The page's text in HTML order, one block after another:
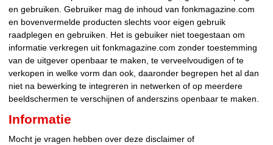
en gebruiken. Gebruiker mag de inhoud van fonkmagazine.com
en bovenvermelde producten slechts voor eigen gebruik
raadplegen en gebruiken. Het is gebuiker niet toegestaan om
informatie verkregen uit fonkmagazine.com zonder toestemming
van de uitgever openbaar te maken, te verveelvoudigen of te
verkopen in welke vorm dan ook, daaronder begrepen het al dan
niet na bewerking te integreren in netwerken of op meerdere
beeldschermen te verschijnen of anderszins openbaar te maken.
Informatie
Mocht je vragen hebben over deze disclaimer of